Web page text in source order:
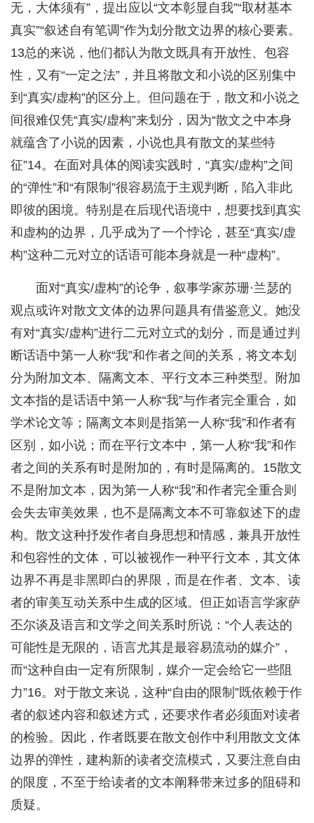
无，大体须有”，提出应以“文本彰显自我”“取材基本
真实”“叙述自有笔调”作为划分散文边界的核心要素。
13总的来说，他们都认为散文既具有开放性、包容
性，又有“一定之法”，并且将散文和小说的区别集中
到“真实/虚构”的区分上。但问题在于，散文和小说之
间很难仅凭“真实/虚构”来划分，因为“散文之中本身
就蕴含了小说的因素，小说也具有散文的某些特
征”14。在面对具体的阅读实践时，“真实/虚构”之间
的“弹性”和“有限制”很容易流于主观判断，陷入非此
即彼的困境。特别是在后现代语境中，想要找到真实
和虚构的边界，几乎成为了一个悖论，甚至“真实/虚
构”这种二元对立的话语可能本身就是一种“虚构”。
面对“真实/虚构”的论争，叙事学家苏珊·兰瑟的
观点或许对散文文体的边界问题具有借鉴意义。她没
有对“真实/虚构”进行二元对立式的划分，而是通过判
断话语中第一人称“我”和作者之间的关系，将文本划
分为附加文本、隔离文本、平行文本三种类型。附加
文本指的是话语中第一人称“我”与作者完全重合，如
学术论文等；隔离文本则是指第一人称“我”和作者有
区别，如小说；而在平行文本中，第一人称“我”和作
者之间的关系有时是附加的，有时是隔离的。15散文
不是附加文本，因为第一人称“我”和作者完全重合则
会失去审美效果，也不是隔离文本不可靠叙述下的虚
构。散文这种抒发作者自身思想和情感，兼具开放性
和包容性的文体，可以被视作一种平行文本，其文体
边界不再是非黑即白的界限，而是在作者、文本、读
者的审美互动关系中生成的区域。但正如语言学家萨
丕尔谈及语言和文学之间关系时所说：“个人表达的
可能性是无限的，语言尤其是最容易流动的媒介”，
而“这种自由一定有所限制，媒介一定会给它一些阻
力”16。对于散文来说，这种“自由的限制”既依赖于作
者的叙述内容和叙述方式，还要求作者必须面对读者
的检验。因此，作者既要在散文创作中利用散文文体
边界的弹性，建构新的读者交流模式，又要注意自由
的限度，不至于给读者的文本阐释带来过多的阻碍和
质疑。